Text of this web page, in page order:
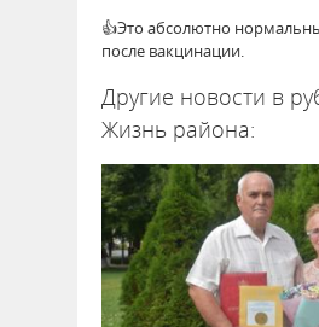
👍Это абсолютно
после вакцинации.
Другие новости в
Жизнь района: